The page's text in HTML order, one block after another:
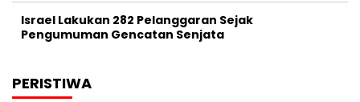
Israel Lakukan 282 Pelanggaran Sejak
Pengumuman Gencatan Senjata
PERISTIWA